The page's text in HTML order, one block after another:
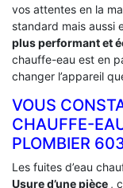
vos attentes en la
standard mais aussi
plus performant et
chauffe-eau est en
changer l’appareil
VOUS
CHAUFFE-
PLOMBIER
Les fuites d’eau
Usure d’une pièce ,